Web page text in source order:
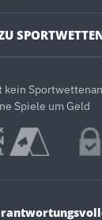
Spiele um Geld